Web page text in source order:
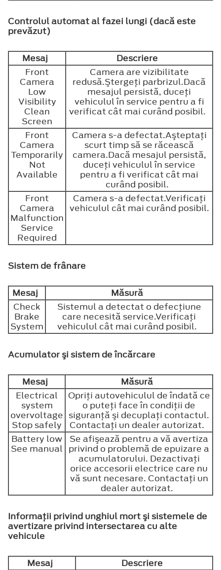
Controlul automat al fazei lungi (dacă este
prevăzut)
Mesaj
Descriere
Front
Camera
Low
Visibility
Clean
Screen
Camera are vizibilitate
redusă.Ştergeţi parbrizul.Dacă
mesajul persistă, duceţi
vehiculul în service pentru a fi
verificat cât mai curând posibil.
Front
Camera
Temporarily
Not
Available
Camera s-a defectat.Aşteptaţi
scurt timp să se răcească
camera.Dacă mesajul persistă,
duceţi vehiculul în service
pentru a fi verificat cât mai
curând posibil.
Front
Camera
Malfunction
Service
Required
Camera s-a defectat.Verificaţi
vehiculul cât mai curând posibil.
Sistem de frânare
Mesaj
Măsură
Check
Brake
System
Sistemul a detectat o defecţiune
care necesită service.Verificaţi
vehiculul cât mai curând posibil.
Acumulator şi sistem de încărcare
Mesaj
Măsură
Electrical
system
overvoltage
Stop safely
Opriţi autovehiculul de îndată ce
o puteţi face în condiţii de
siguranţă şi decuplaţi contactul.
Contactaţi un dealer autorizat.
Battery low
See manual
Se afişează pentru a vă avertiza
privind o problemă de epuizare a
acumulatorului. Dezactivaţi
orice accesorii electrice care nu
vă sunt necesare. Contactaţi un
dealer autorizat.
Informaţii privind unghiul mort şi sistemele de
avertizare privind intersectarea cu alte
vehicule
Mesaj
Descriere